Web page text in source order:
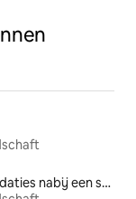
Accommodaties nabij een strand